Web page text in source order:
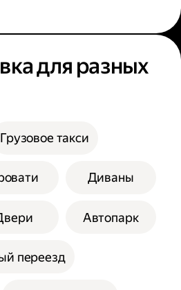
информацию;
дополнительные
200 см, если выбрана
см.
одного грузчика, а
сторон 300 см, а вес
для разных
Грузовое такси
Диваны
Автопарк
переезд